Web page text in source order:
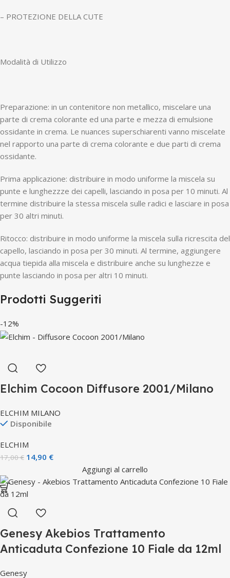
– PROTEZIONE DELLA CUTE
Modalità di Utilizzo
Preparazione: in un contenitore non metallico, miscelare una
parte di crema colorante ed una parte e mezza di emulsione
ossidante in crema. Le nuances superschiarenti vanno miscelate
nel rapporto una parte di crema colorante e due parti di crema
ossidante.
Prima applicazione: distribuire in modo uniforme la miscela su
punte e lunghezzze dei capelli, lasciando in posa per 10 minuti. Al
termine distribuire la stessa miscela sulle radici e lasciare in posa
per 30 altri minuti.
Ritocco: distribuire in modo uniforme la miscela sulla ricrescita del
capello, lasciando in posa per 30 minuti. Al termine, aggiungere
acqua tiepida alla miscela e distribuire anche su lunghezze e
punte lasciando in posa per altri 10 minuti.
Prodotti Suggeriti
-12%
Elchim Cocoon Diffusore 2001/Milano
ELCHIM MILANO
Disponibile
ELCHIM
17,00€ 14,90 €
Aggiungi al carrello
Genesy Akebios Trattamento
Anticaduta Confezione 10 Fiale da 12ml
Genesy